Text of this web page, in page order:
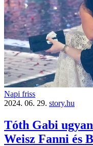
Napi friss
2024. 06. 29. story.hu
Tóth Gabi
Weisz Fanni és